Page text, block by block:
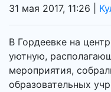
31 мая 2017, 11:26 |
В Гордеевке на
уютную,
мероприятия,
образовательных